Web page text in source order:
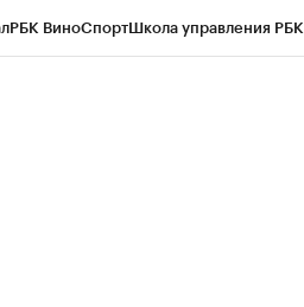
РБК ВиноСпортШкола управления РБК